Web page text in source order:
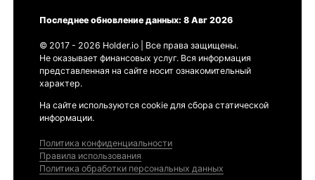
Последнее обновление данных: 8 Авг 2026
© 2017 - 2026 Holder.io | Все права защищены.
Не оказывает финансовых услуг. Вся информация
представленная на сайте носит ознакомительный
характер.
На сайте используются cookie для сбора статической
информации.
Политика конфиденциальности
Правила использования
Политика обработки персональных данных